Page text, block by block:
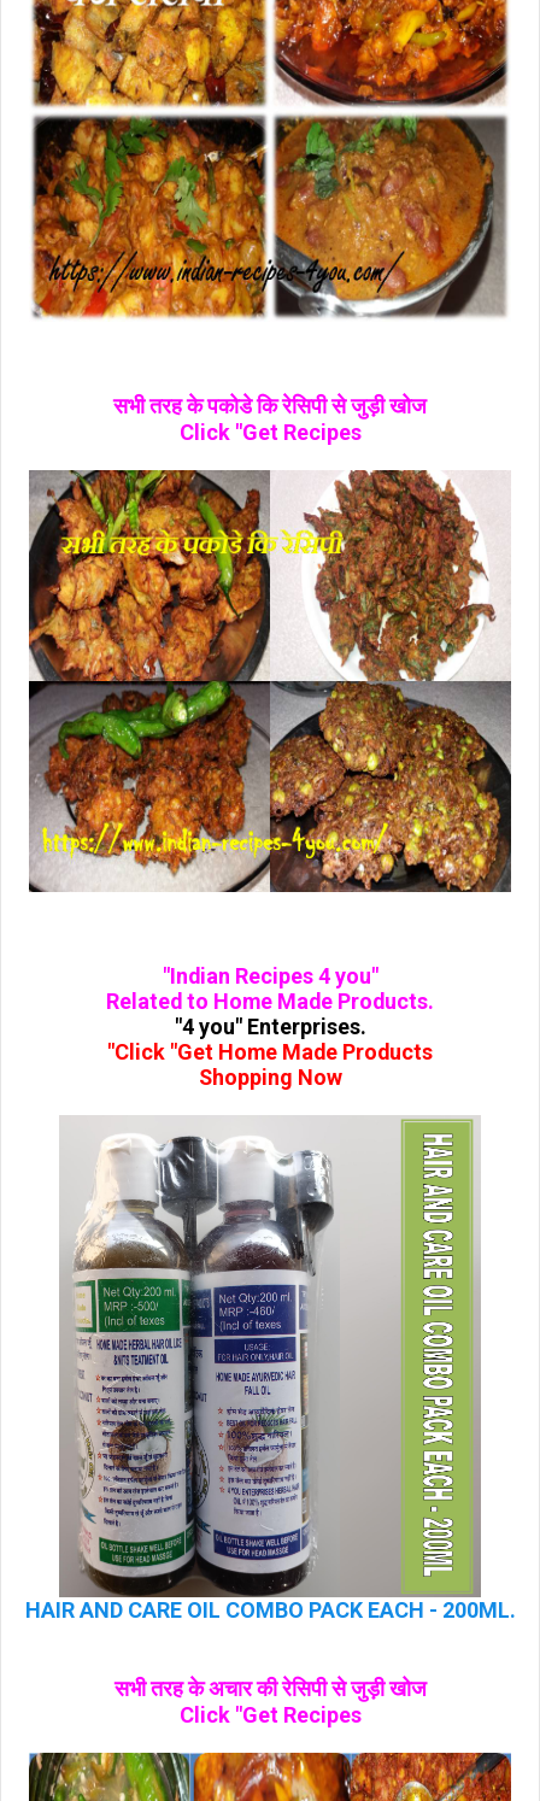
सभी तरह के पकोडे कि रेसिपी से जुड़ी खोज
Click "Get Recipes
"Indian Recipes 4 you"
Related to Home Made Products.
"4 you" Enterprises.
"Click "Get Home Made Products
Shopping Now
HAIR AND CARE OIL COMBO PACK EACH - 200ML.
सभी तरह के अचार की रेसिपी से जुड़ी खोज
Click "Get Recipes